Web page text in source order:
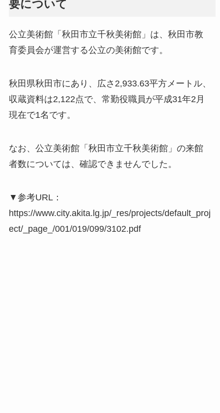
要について
公立美術館「秋田市立千秋美術館」は、秋田市教
育委員会が運営する公立の美術館です。
秋田県秋田市にあり、広さ2,933.63平方メートル、
収蔵資料は2,122点で、常勤役職員が平成31年2月
現在で1名です。
なお、公立美術館「秋田市立千秋美術館」の来館
者数については、確認できませんでした。
▼参考URL：
https://www.city.akita.lg.jp/_res/projects/default_proj
ect/_page_/001/019/099/3102.pdf